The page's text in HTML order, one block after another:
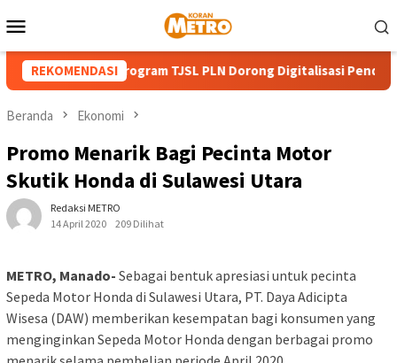
ke
Mobile
REKOMENDASI
ke-81 RI, Program TJSL PLN Dorong Digitalisasi Pendidikan
Beranda Ekonomi
Promo Menarik Bagi Pecinta Motor
Skutik Honda di Sulawesi Utara
Redaksi METRO
14 April 2020
209 Dilihat
METRO, Manado- Sebagai bentuk apresiasi untuk pecinta
Sepeda Motor Honda di Sulawesi Utara, PT. Daya Adicipta
Wisesa (DAW) memberikan kesempatan bagi konsumen yang
menginginkan Sepeda Motor Honda dengan berbagai promo